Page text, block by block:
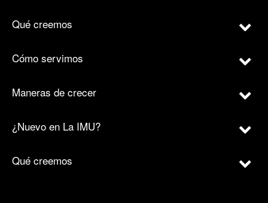
Qué creemos
Cómo servimos
Maneras de crecer
¿Nuevo en La IMU?
Qué creemos